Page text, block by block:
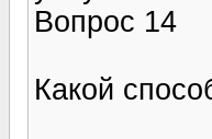
Вопрос 14
Какой